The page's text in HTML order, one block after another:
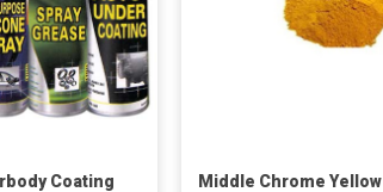
Coating
Middle Chrome Yellow